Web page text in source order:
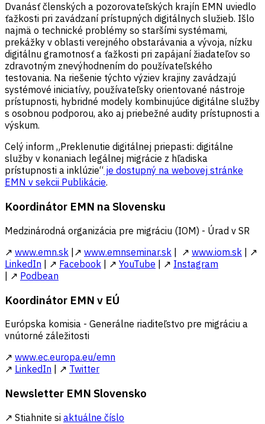
Dvanásť členských a pozorovateľských krajín EMN uviedlo
ťažkosti pri zavádzaní prístupných digitálnych služieb. Išlo
najmä o technické problémy so staršími systémami,
prekážky v oblasti verejného obstarávania a vývoja, nízku
digitálnu gramotnosť a ťažkosti pri zapájaní žiadateľov so
zdravotným znevýhodnením do používateľského
testovania. Na riešenie týchto výziev krajiny zavádzajú
systémové iniciatívy, používateľsky orientované nástroje
prístupnosti, hybridné modely kombinujúce digitálne služby
s osobnou podporou, ako aj priebežné audity prístupnosti a
výskum.
Celý inform „Preklenutie digitálnej priepasti: digitálne
služby v konaniach legálnej migrácie z hľadiska
prístupnosti a inklúzie“ je dostupný na webovej stránke
EMN v sekcii Publikácie.
Koordinátor EMN na Slovensku
Medzinárodná organizácia pre migráciu (IOM) - Úrad v SR
↗ www.emn.sk |↗ www.emnseminar.sk | ↗ www.iom.sk | ↗
LinkedIn | ↗ Facebook | ↗ YouTube | ↗ Instagram
| ↗ Podbean
Koordinátor EMN v EÚ
Európska komisia - Generálne riaditeľstvo pre migráciu a
vnútorné záležitosti
↗ www.ec.europa.eu/emn
↗ LinkedIn | ↗ Twitter
Newsletter EMN Slovensko
↗ Stiahnite si aktuálne číslo